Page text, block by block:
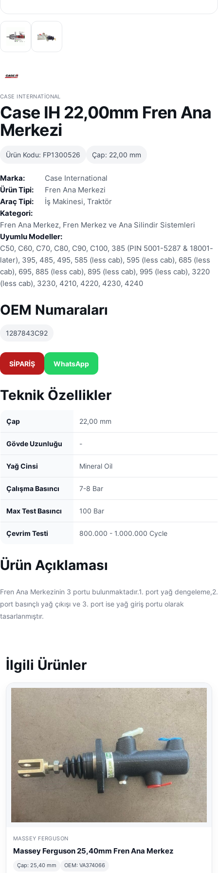
CASE INTERNATIONAL
Case IH 22,00mm Fren Ana
Merkezi
Ürün Kodu: FP1300526 Çap: 22,00 mm
Marka:
Case International
Ürün Tipi:
Fren Ana Merkezi
Araç Tipi:
İş Makinesi, Traktör
Kategori:
Fren Ana Merkez, Fren Merkez ve Ana Silindir Sistemleri
Uyumlu Modeller:
C50, C60, C70, C80, C90, C100, 385 (PIN 5001-5287 & 18001-
later), 395, 485, 495, 585 (less cab), 595 (less cab), 685 (less
cab), 695, 885 (less cab), 895 (less cab), 995 (less cab), 3220
(less cab), 3230, 4210, 4220, 4230, 4240
OEM Numaraları
1287843C92
SİPARİŞ WhatsApp
Teknik Özellikler
Çap 22,00 mm
Gövde Uzunluğu -
Yağ Cinsi Mineral Oil
Çalışma Basıncı 7-8 Bar
Max Test Basıncı 100 Bar
Çevrim Testi 800.000 - 1.000.000 Cycle
Ürün Açıklaması
Fren Ana Merkezinin 3 portu bulunmaktadır.1. port yağ dengeleme,2.
port basınçlı yağ çıkışı ve 3. port ise yağ giriş portu olarak
tasarlanmıştır.
İlgili Ürünler
MASSEY FERGUSON
Massey Ferguson 25,40mm Fren Ana Merkez
Çap: 25,40 mm OEM: VA374066